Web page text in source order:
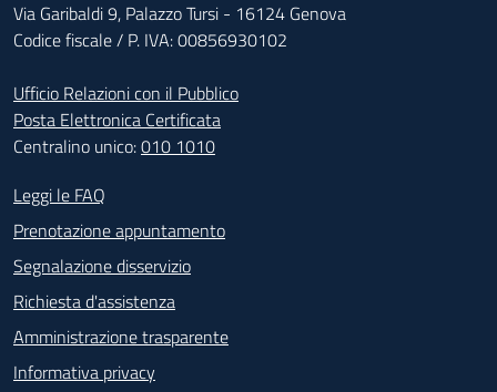
Via Garibaldi 9, Palazzo Tursi - 16124 Genova
Codice fiscale / P. IVA: 00856930102
Ufficio Relazioni con il Pubblico
Posta Elettronica Certificata
Centralino unico:010 1010
Footer - Contatti
Leggi le FAQ
Prenotazione appuntamento
Segnalazione disservizio
Richiesta d'assistenza
Amministrazione trasparente
Informativa privacy